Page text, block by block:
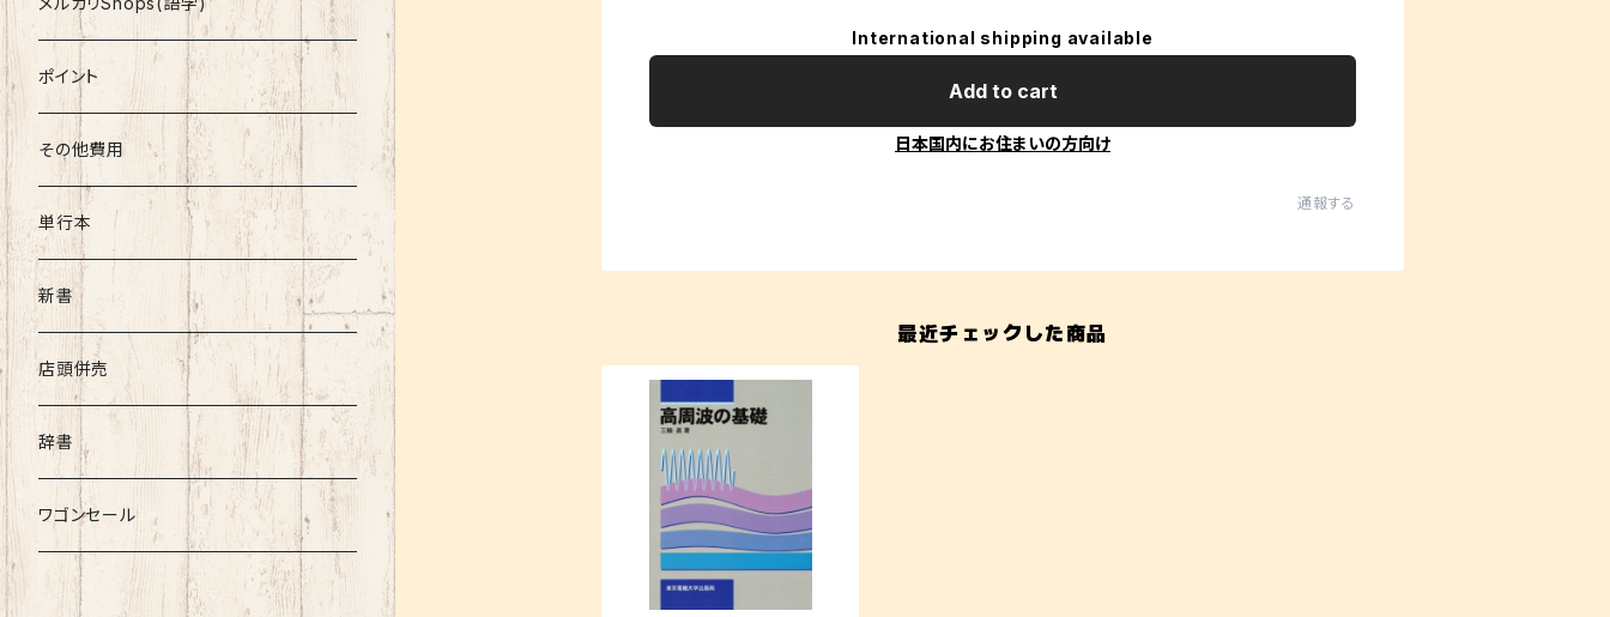
International shipping available
Add to cart
日本国内にお住まいの方向け
通報する
最近チェックした商品
文庫
その他書籍
書籍以外
ポイント
その他費用
単行本
新書
店頭併売
辞書
ワゴンセール